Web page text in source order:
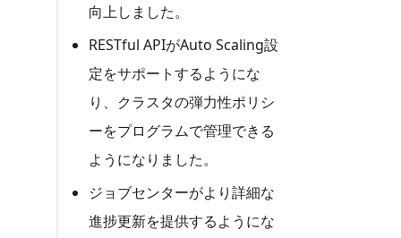
向上しました。
RESTful APIがAuto Scaling設
定をサポートするようにな
り、クラスタの弾力性ポリシ
ーをプログラムで管理できる
ようになりました。
ジョブセンターがより詳細な
進捗更新を提供するようにな